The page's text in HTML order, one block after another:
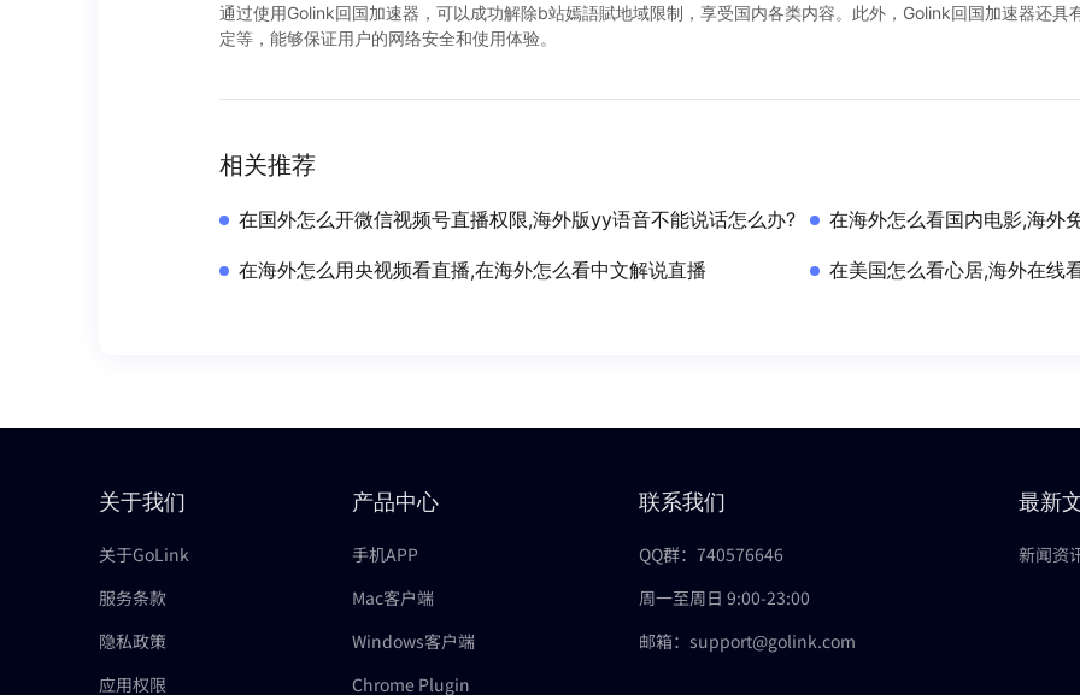
通过使用Golink回国加速器，可以成功解除b站嫣語賦地域限制，享受国内各类内容。此外，Golink回国加速器还具
定等，能够保证用户的网络安全和使用体验。
相关推荐
在国外怎么开微信视频号直播权限,海外版yy语音不能说话怎么办? 在海外怎么看国内电影,海外
在海外怎么用央视频看直播,在海外怎么看中文解说直播 在美国怎么看心居,海外在线
关于我们
关于GoLink
服务条款
隐私政策
应用权限
产品中心
手机APP
Mac客户端
Windows客户端
Chrome Plugin
联系我们
QQ群：740576646
周一至周日 9:00-23:00
邮箱：support@golink.com
最新
新闻资